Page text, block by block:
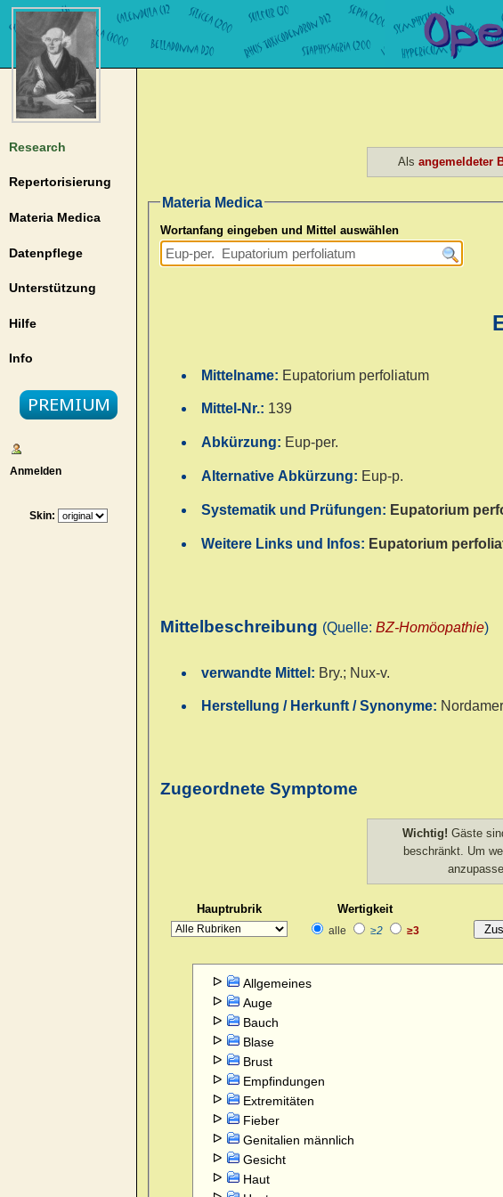
Research
Repertorisierung
Materia Medica
Datenpflege
Unterstützung
Hilfe
Info
Anmelden
Skin:
Als angemeldeter
Materia Medica
Wortanfang eingeben und Mittel auswählen
Mittelname: Eupatorium perfoliatum
Mittel-Nr.: 139
Abkürzung: Eup-per.
Alternative Abkürzung: Eup-p.
Systematik und Prüfungen: Eupatorium
Weitere Links und Infos: Eupatorium
Mittelbeschreibung (Quelle: BZ-Homöopathie)
verwandte Mittel: Bry.; Nux-v.
Herstellung / Herkunft / Synonyme:
Zugeordnete Symptome
Wichtig! Gäste
beschränkt. Um
Hauptrubrik Wertigkeit
alle ≥2 ≥3
Allgemeines
Auge
Bauch
Blase
Brust
Empfindungen
Extremitäten
Fieber
Genitalien männlich
Gesicht
Haut